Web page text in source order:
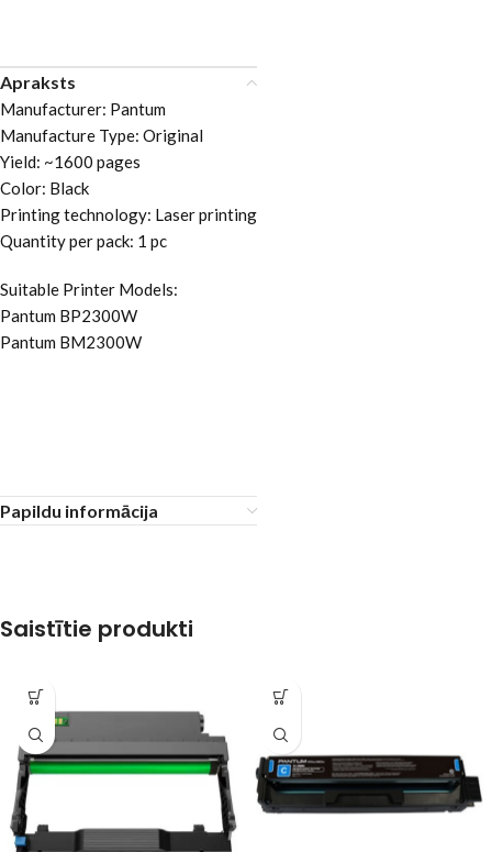
Apraksts
Manufacturer: Pantum
Manufacture Type: Original
Yield: ~1600 pages
Color: Black
Printing technology: Laser printing
Quantity per pack: 1 pc
Suitable Printer Models:
Pantum BP2300W
Pantum BM2300W
Papildu informācija
Saistītie produkti